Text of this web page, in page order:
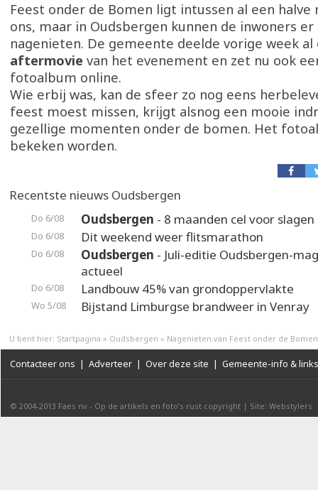
Feest onder de Bomen ligt intussen al een halve
ons, maar in Oudsbergen kunnen de inwoners
nagenieten. De gemeente deelde vorige week al
aftermovie van het evenement en zet nu ook
fotoalbum online.
Wie erbij was, kan de sfeer zo nog eens
feest moest missen, krijgt alsnog een mooie
gezellige momenten onder de bomen. Het
bekeken worden.
Recentste nieuws Oudsbergen
Do 6/08 Oudsbergen - 8 maanden cel voor
Do 6/08 Dit weekend weer flitsmarathon
Do 6/08 Oudsbergen - Juli-editie Oudsbergen-
actueel
Do 6/08 Landbouw 45% van grondoppervlakte
Wo 5/08 Bijstand Limburgse brandweer in Venray
U bent hier: Startpagina » Oudsbergen » Nagenieten van Feest onder de Bomen
Contacteer ons | Adverteer | Over deze site | Gemeente-info & links
© 2004-2013 Faes nv - Op de artikels en foto’s rust copyright | Site: Webstylers